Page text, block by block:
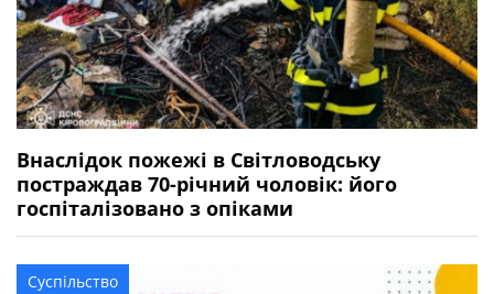
Внаслідок пожежі в Світловодську
постраждав 70-річний чоловік: його
госпіталізовано з опіками
Суспільство